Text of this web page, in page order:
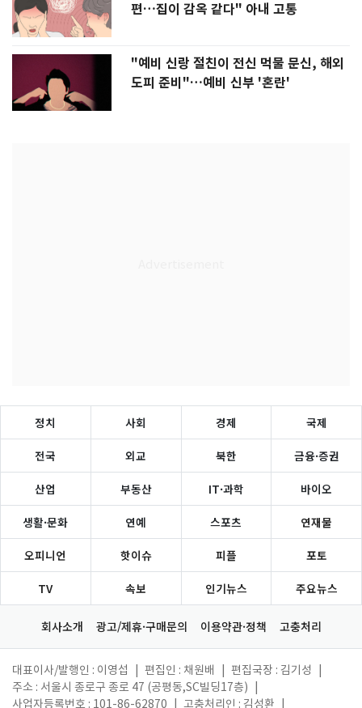
편…집이 감옥 같다" 아내 고통
"예비 신랑 절친이 전신 먹물 문신, 해외
도피 준비"…예비 신부 '혼란'
정치 사회 경제 국제
전국 외교 북한 금융·증권
산업 부동산 IT·과학 바이오
생활·문화 연예 스포츠 연재물
오피니언 핫이슈 피플 포토
TV 속보 인기뉴스 주요뉴스
회사소개 광고/제휴·구매문의 이용약관·정책 고충처리
대표이사/발행인 : 이영섭 편집인 : 채원배 편집국장 : 김기성
주소 : 서울시 종로구 종로 47 (공평동,SC빌딩17층)
사업자등록번호 : 101-86-62870
고충처리인 : 김성환